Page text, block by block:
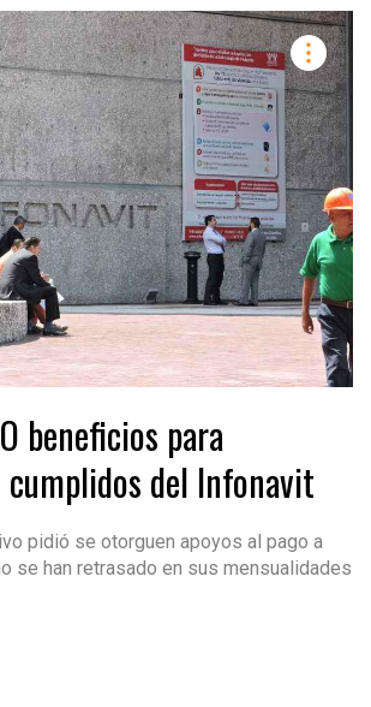
beneficios para
del Infonavit
pidió se otorguen apoyos al pago a
se han retrasado en sus mensualidades